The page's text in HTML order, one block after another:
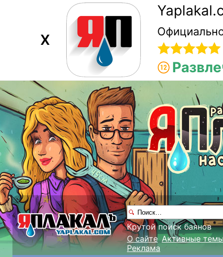
X
Крутой поиск баянов
О сайте Активные
Реклама